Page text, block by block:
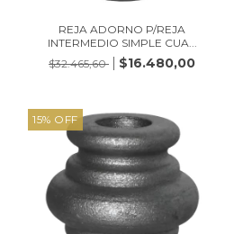
REJA ADORNO P/REJA
INTERMEDIO SIMPLE CUA...
$32.465,60
$16.480,00
15% OFF